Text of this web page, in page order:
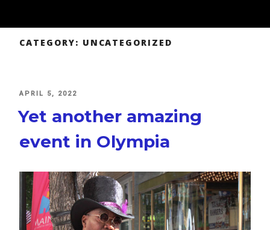
CATEGORY: UNCATEGORIZED
POSTED
APRIL 5, 2022
Yet another amazing
event in Olympia